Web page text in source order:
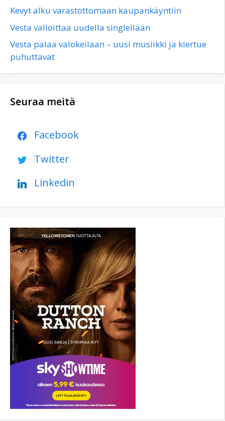
Kevyt alku varastottomaan kaupankäyntiin
Vesta valloittaa uudella singlellään
Vesta palaa valokeilaan – uusi musiikki ja kiertue
puhuttavat
Seuraa meitä
Facebook
Twitter
Linkedin